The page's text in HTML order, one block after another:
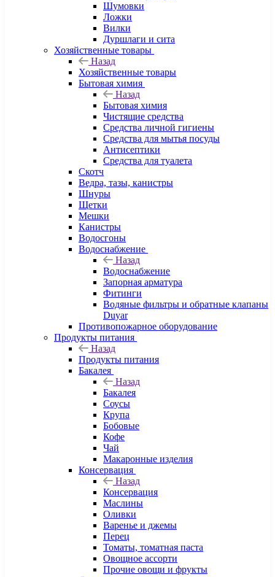
Шумовки
Ложки
Вилки
Дуршлаги и сита
Хозяйственные товары
Назад
Хозяйственные товары
Бытовая химия
Назад
Бытовая химия
Чистящие средства
Средства личной гигиены
Средства для мытья посуды
Антисептики
Средства для туалета
Скотч
Ведра, тазы, канистры
Шнуры
Щетки
Мешки
Канистры
Водосгоны
Водоснабжение
Назад
Водоснабжение
Запорная арматура
Фитинги
Водяные фильтры и обратные клапаны
Duyar
Противопожарное оборудование
Продукты питания
Назад
Продукты питания
Бакалея
Назад
Бакалея
Соусы
Крупа
Бобовые
Кофе
Чай
Макаронные изделия
Консервация
Назад
Консервация
Маслины
Оливки
Варенье и джемы
Перец
Томаты, томатная паста
Овощное ассорти
Прочие овощи и фрукты